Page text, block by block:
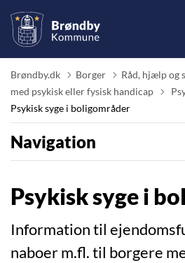
Brøndby.dk Borger Råd, hjælp og
med psykisk eller fysisk handicap
Psykisk syge i boligområder
Navigation
Psykisk syge i
Information til
naboer m.fl. til borgere